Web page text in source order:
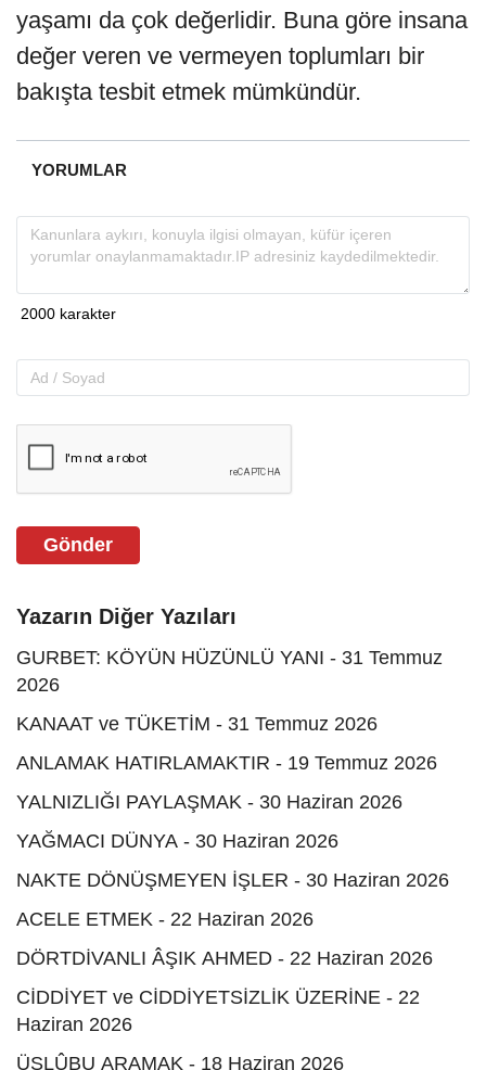
yaşamı da çok değerlidir. Buna göre insana
değer veren ve vermeyen toplumları bir
bakışta tesbit etmek mümkündür.
YORUMLAR
Gönder
Yazarın Diğer Yazıları
GURBET: KÖYÜN HÜZÜNLÜ YANI - 31 Temmuz
2026
KANAAT ve TÜKETİM - 31 Temmuz 2026
ANLAMAK HATIRLAMAKTIR - 19 Temmuz 2026
YALNIZLIĞI PAYLAŞMAK - 30 Haziran 2026
YAĞMACI DÜNYA - 30 Haziran 2026
NAKTE DÖNÜŞMEYEN İŞLER - 30 Haziran 2026
ACELE ETMEK - 22 Haziran 2026
DÖRTDİVANLI ÂŞIK AHMED - 22 Haziran 2026
CİDDİYET ve CİDDİYETSİZLİK ÜZERİNE - 22
Haziran 2026
ÜSLÛBU ARAMAK - 18 Haziran 2026